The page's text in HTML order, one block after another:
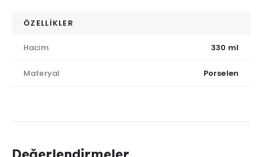
ÖZELLİKLER
Hacim 330 ml
Materyal Porselen